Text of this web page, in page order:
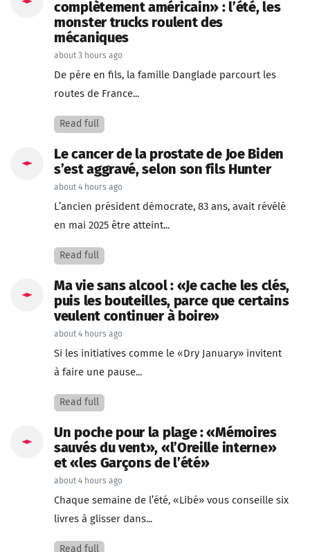
complètement américain» : l’été, les
monster trucks roulent des
mécaniques
about 3 hours ago
De père en fils, la famille Danglade parcourt les
routes de France...
Read full
Le cancer de la prostate de Joe Biden
s’est aggravé, selon son fils Hunter
about 4 hours ago
L’ancien président démocrate, 83 ans, avait révélé
en mai 2025 être atteint...
Read full
Ma vie sans alcool : «Je cache les clés,
puis les bouteilles, parce que certains
veulent continuer à boire»
about 4 hours ago
Si les initiatives comme le «Dry January» invitent
à faire une pause...
Read full
Un poche pour la plage : «Mémoires
sauvés du vent», «l’Oreille interne»
et «les Garçons de l’été»
about 4 hours ago
Chaque semaine de l’été, «Libé» vous conseille six
livres à glisser dans...
Read full